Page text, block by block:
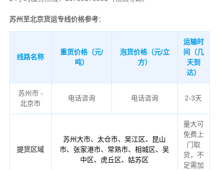
苏州至北京货运专线价格参考：
线路名称
重货价格（元/
吨）
泡货价格（元/立
方）
运输时
间（几
天到
达）
苏州市 -
北京市
电话咨询 电话咨询 2-3天
提货区域
苏州大市、太仓市、吴江区、昆山
市、张家港市、常熟市、相城区、吴
中区、虎丘区、姑苏区
量大可
免费上
门取
货，不
足需加